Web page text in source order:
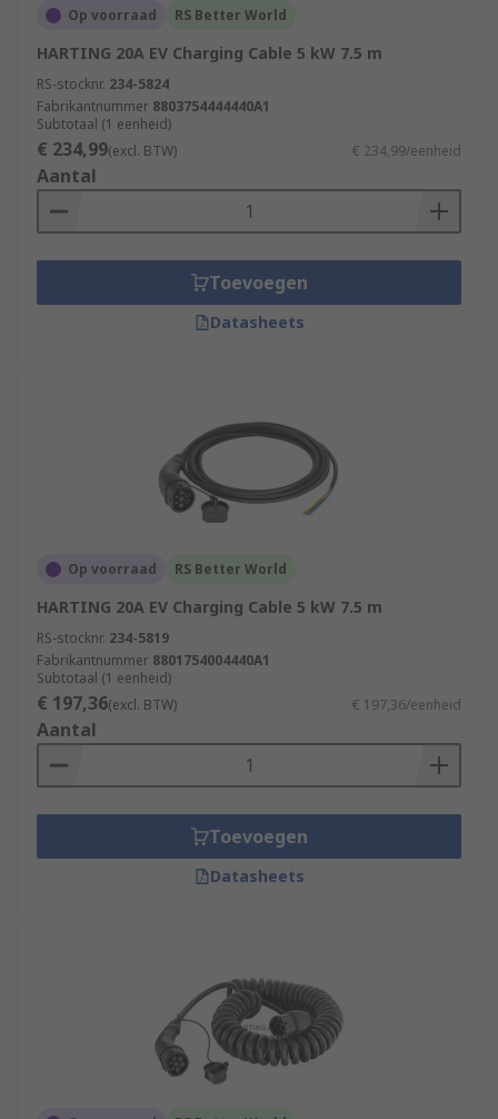
Op voorraad RS Better World
HARTING 20A EV Charging Cable 5 kW 7.5 m
RS-stocknr. 234-5824
Fabrikantnummer 8803754444440A1
Subtotaal (1 eenheid)
€ 234,99(excl. BTW) € 234,99/eenheid
Aantal
Toevoegen
Datasheets
Op voorraad RS Better World
HARTING 20A EV Charging Cable 5 kW 7.5 m
RS-stocknr. 234-5819
Fabrikantnummer 8801754004440A1
Subtotaal (1 eenheid)
€ 197,36(excl. BTW) € 197,36/eenheid
Aantal
Toevoegen
Datasheets